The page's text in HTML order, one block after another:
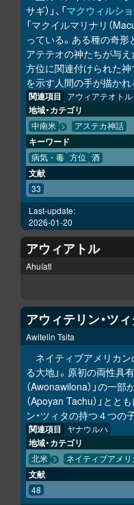
サギ）」、「マクウィルシ
「マクイルマリナリ（
っている。ある種の奇
アテテオの神たちが与
方位に関連付けられた
を示す人間の手が描かれ
関連項目 アウィアテオトル
地域・カテゴリ
中南米 アステカ神話
キーワード
病気・毒 方位 酒
文献
33
Last-update:
2026-01-20
アウィアトル
Ahuíatl
アウィテリン・ツィ
Awitelin Tsita
ネイティブアメリカン
る大地」。原初の両性具
（Awonawilona）」の一部
（Apoyan Tachu）」と
ン・ツィタの持つ４つの
関連項目 ヤナウルハ
地域・カテゴリ
北米 ネイティブアメリ
文献
48